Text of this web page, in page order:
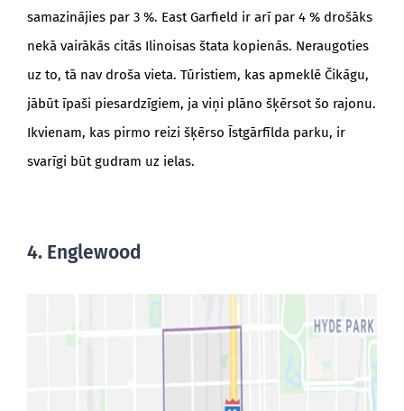
samazinājies par 3 %. East Garfield ir arī par 4 % drošāks
nekā vairākās citās Ilinoisas štata kopienās. Neraugoties
uz to, tā nav droša vieta. Tūristiem, kas apmeklē Čikāgu,
jābūt īpaši piesardzīgiem, ja viņi plāno šķērsot šo rajonu.
Ikvienam, kas pirmo reizi šķērso Īstgārfīlda parku, ir
svarīgi būt gudram uz ielas.
4. Englewood